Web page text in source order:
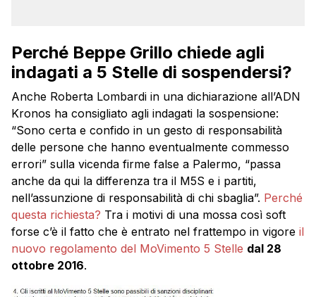
Perché Beppe Grillo chiede agli
indagati a 5 Stelle di sospendersi?
Anche Roberta Lombardi in una dichiarazione all’ADN
Kronos ha consigliato agli indagati la sospensione:
“Sono certa e confido in un gesto di responsabilità
delle persone che hanno eventualmente commesso
errori” sulla vicenda firme false a Palermo, “passa
anche da qui la differenza tra il M5S e i partiti,
nell’assunzione di responsabilità di chi sbaglia”. Perché
questa richiesta? Tra i motivi di una mossa così soft
forse c’è il fatto che è entrato nel frattempo in vigore il
nuovo regolamento del MoVimento 5 Stelle dal 28
ottobre 2016.